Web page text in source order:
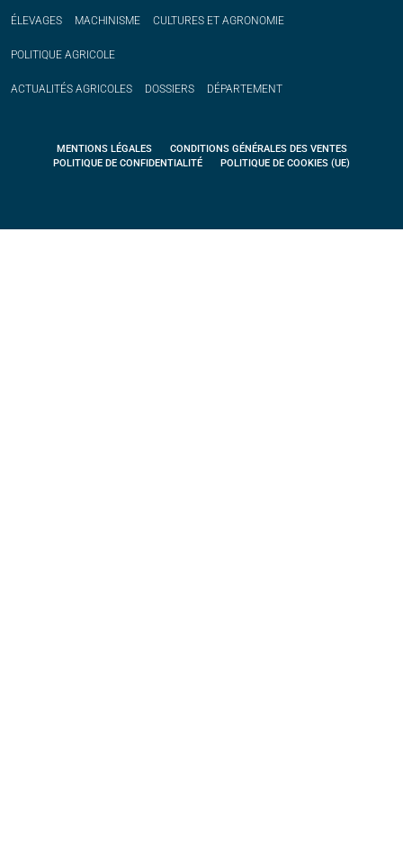
ÉLEVAGES MACHINISME CULTURES ET AGRONOMIE
POLITIQUE AGRICOLE
ACTUALITÉS AGRICOLES DOSSIERS DÉPARTEMENT
MENTIONS LÉGALES
CONDITIONS GÉNÉRALES DES VENTES
POLITIQUE DE CONFIDENTIALITÉ
POLITIQUE DE COOKIES (UE)